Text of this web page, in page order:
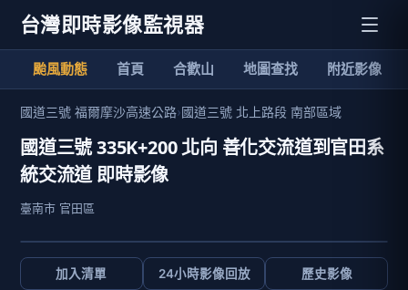
台灣即時影像監視器
颱風動態 首頁 合歡山 地圖查找 附近影像
國道三號 福爾摩沙高速公路›國道三號 北上路段 南部區域
國道三號 335K+200 北向 善化交流道到官田系
統交流道 即時影像
臺南市 官田區
加入清單 24小時影像回放 歷史影像